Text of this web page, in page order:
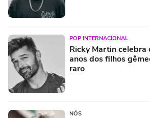
POP INTERNACIONAL
Ricky Martin celebra
anos dos filhos
raro
NÓS